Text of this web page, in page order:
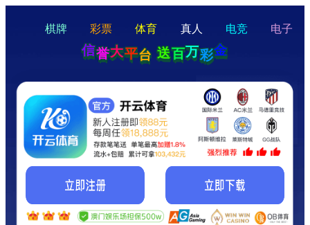
hello